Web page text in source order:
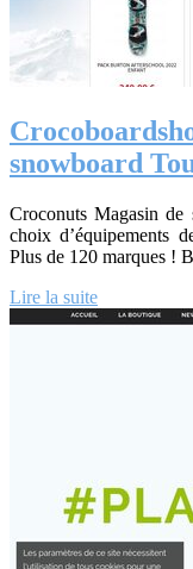
snowboard
Croconuts Magasin
choix d’équipements
Plus de 120 marques !
Lire la suite